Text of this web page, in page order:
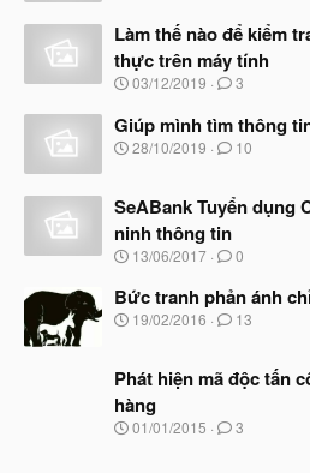
y
ắ
t
ầ
u
Làm thế nào để kiểm
thực trên máy tính
N
à
y
b
đ
ầ
u
03/12/2019 3
Giúp mình tìm thông
N
y
ắ
t
ầ
u
28/10/2019 10
SeABank Tuyển dụng
ninh thông tin
N
à
y
b
đ
ầ
u
13/06/2017 0
Bức tranh phản ánh
N
y
ắ
t
19/02/2016 13
Phát hiện mã độc tấn
hàng
N
01/01/2015 3